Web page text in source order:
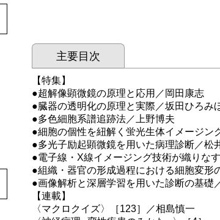
主要目次
【特集】
●超解像顕微鏡の原理と応用／岡田康志
●臓器の透明化の原理と実際／坂田ひろみ
●多色細胞系譜追跡法／上野博夫
●細胞の個性を紐解く蛍光生体イメージン
●多光子励起顕微鏡を用いた病理診断／松
●電子線・X線イメージング技術が織りな
●組織・器官の形成過程における細胞変
●画像解析と深層学習を用いた診断の基
【連載】
〈マクロクイズ〉［123］／相島慎一